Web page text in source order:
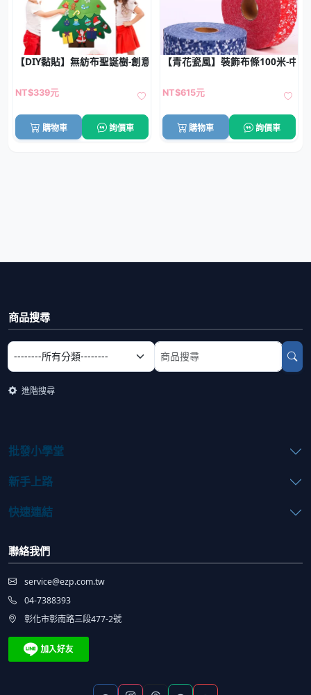
【DIY黏貼】無紡布聖誕樹-創意節慶裝飾
NT$339元
購物車 詢價車
【青花瓷風】裝飾布條100米-中
NT$615元
購物車 詢價車
商品搜尋
選擇商品分類
搜尋商品關鍵字
進階搜尋
批發小學堂
新手上路
快速連結
聯絡我們
service@ezp.com.tw
04-7388393
彰化市彰南路三段477-2號